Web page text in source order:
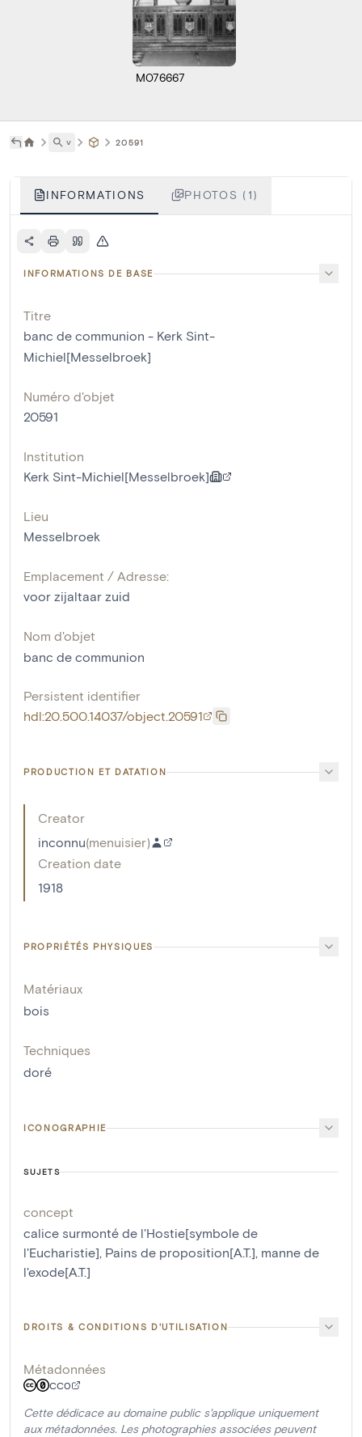
M076667
˅ 20591
INFORMATIONS PHOTOS (1)
INFORMATIONS DE BASE
Titre
banc de communion - Kerk Sint-
Michiel[Messelbroek]
Numéro d'objet
20591
Institution
Kerk Sint-Michiel[Messelbroek]
Lieu
Messelbroek
Emplacement / Adresse:
voor zijaltaar zuid
Nom d'objet
banc de communion
Persistent identifier
hdl:20.500.14037/object.20591
PRODUCTION ET DATATION
Creator
inconnu(menuisier)
Creation date
1918
PROPRIÉTÉS PHYSIQUES
Matériaux
bois
Techniques
doré
ICONOGRAPHIE
SUJETS
concept
calice surmonté de l'Hostie[symbole de
l'Eucharistie], Pains de proposition[A.T.], manne de
l'exode[A.T.]
DROITS & CONDITIONS D'UTILISATION
Métadonnées
CC0
Cette dédicace au domaine public s'applique uniquement
aux métadonnées. Les photographies associées peuvent